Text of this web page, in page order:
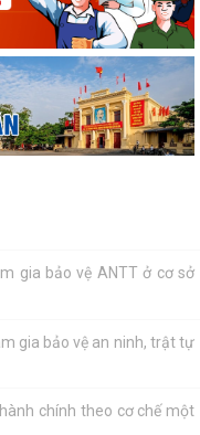
gia bảo vệ an ninh, trật tự
chính theo cơ chế một
qua ứng dụng eTax
dụng ứng dụng eTax
VÀ 7 LOẠI PHÍ KHI THỰC